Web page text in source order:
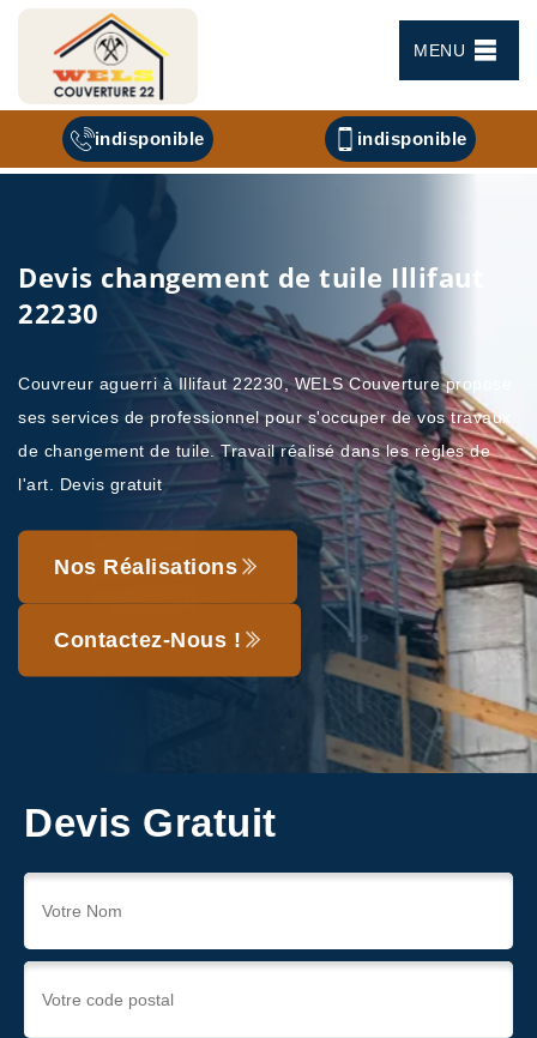
MENU
indisponible indisponible
Devis changement de tuile Illifaut
22230
Couvreur aguerri à Illifaut 22230, WELS Couverture propose
ses services de professionnel pour s'occuper de vos travaux
de changement de tuile. Travail réalisé dans les règles de
l'art. Devis gratuit
Nos Réalisations
Contactez-Nous !
Devis Gratuit